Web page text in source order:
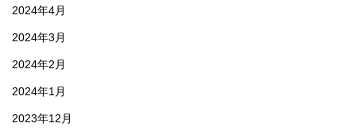
2024年4月
2024年3月
2024年2月
2024年1月
2023年12月